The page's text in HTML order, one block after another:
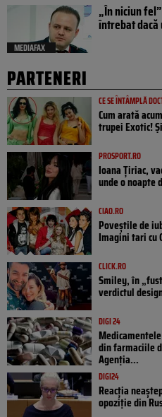
MEDIAFAX
„În niciun
întrebat
PARTENERI
CE SE ÎNTÂMPLĂ
Cum arată
trupei Exotic!
PROSPORT.RO
Ioana Țiriac,
unde o noapte
CIAO.RO
Poveştile de
Imagini tari cu
CLICK.RO
Smiley, în
verdictul
DIGI 24
din farmaciile
Agenția...
DIGI24
Reacția
opoziţie din